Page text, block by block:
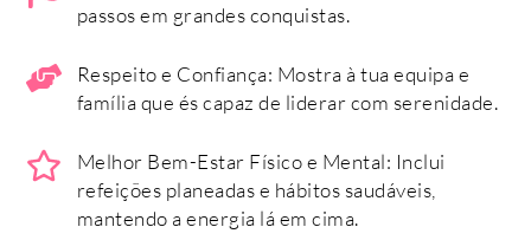
passos em grandes conquistas.
Respeito e Confiança: Mostra à tua equipa e
família que és capaz de liderar com serenidade.
Melhor Bem-Estar Físico e Mental: Inclui
refeições planeadas e hábitos saudáveis,
mantendo a energia lá em cima.